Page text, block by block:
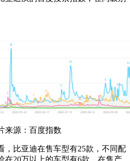
来源：百度指数
，比亚迪在售车型有25款，不同配
在20万以上的车型有6款，在售产